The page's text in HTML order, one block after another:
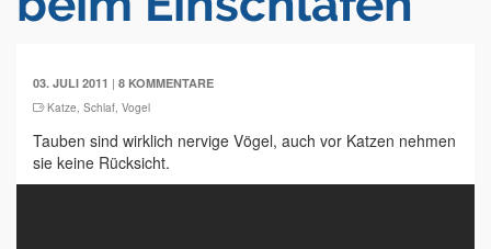
03. JULI 2011 | 8 KOMMENTARE
Katze, Schlaf, Vogel
Tauben sind wirklich nervige Vögel, auch vor Katzen nehmen
sie keine Rücksicht.